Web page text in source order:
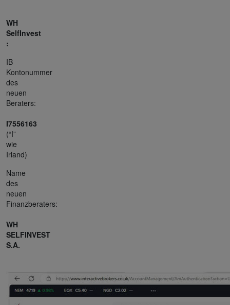
WH
SelfInvest
:
IB
Kontonummer
des
neuen
Beraters:
I7556163
(“I”
wie
Irland)
Name
des
neuen
Finanzberaters:
WH
SELFINVEST
S.A.